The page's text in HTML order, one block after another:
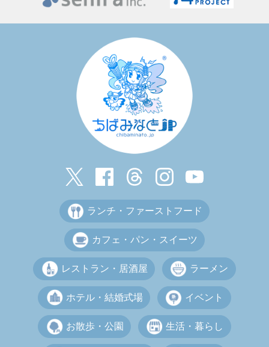
ランチ・ファーストフード
カフェ・パン・スイーツ
レストラン・居酒屋 ラーメン
ホテル・結婚式場 イベント
お散歩・公園 生活・暮らし